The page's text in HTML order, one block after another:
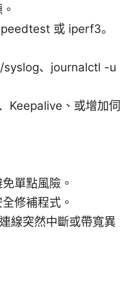
或 iperf3。
syslog、journalctl -u
Keepalive、或增加伺
單點風險。
修補程式。
線突然中斷或帶寬異